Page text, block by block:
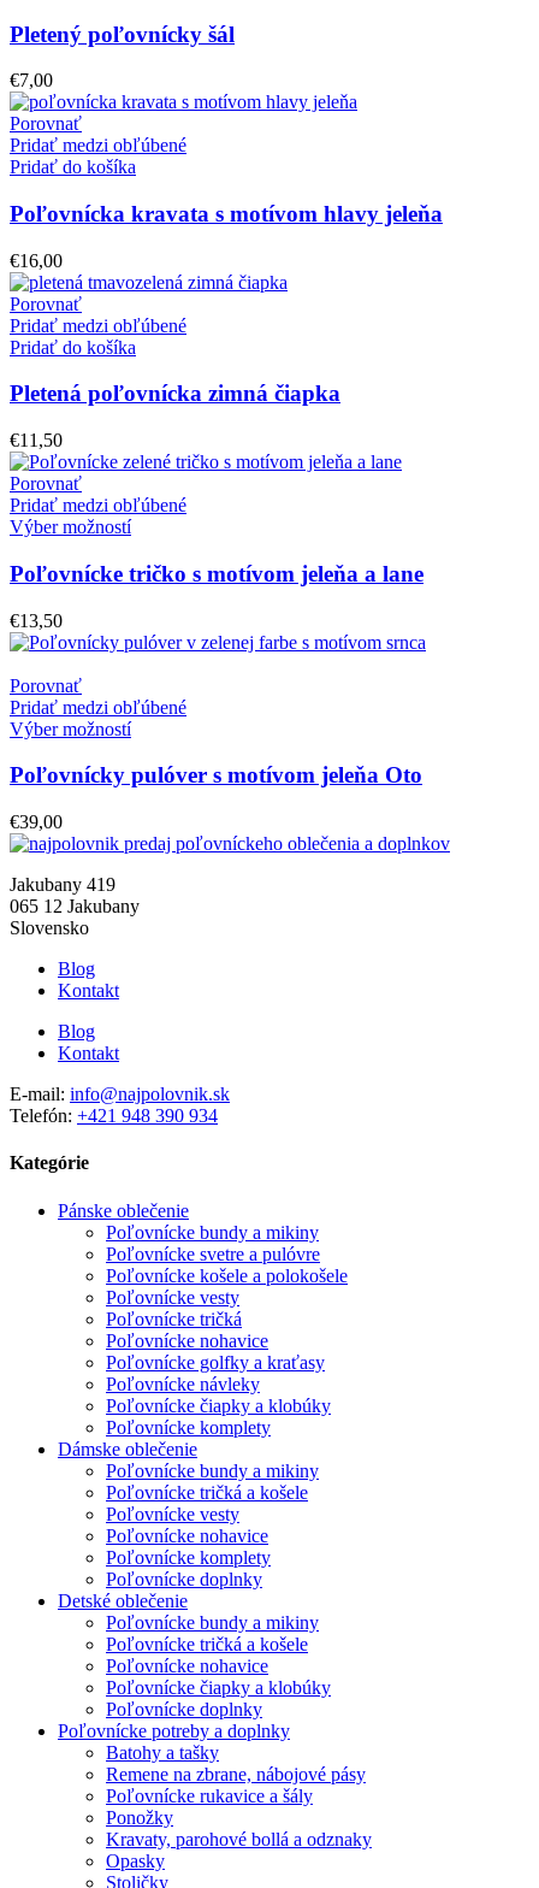
Pletený poľovnícky šál
€7,00
Porovnať
Pridať medzi obľúbené
Pridať do košíka
Poľovnícka kravata s motívom hlavy jeleňa
€16,00
Porovnať
Pridať medzi obľúbené
Pridať do košíka
Pletená poľovnícka zimná čiapka
€11,50
Porovnať
Pridať medzi obľúbené
Výber možností
Poľovnícke tričko s motívom jeleňa a lane
€13,50
Porovnať
Pridať medzi obľúbené
Výber možností
Poľovnícky pulóver s motívom jeleňa Oto
€39,00
Jakubany 419
065 12 Jakubany
Slovensko
Blog
Kontakt
Blog
Kontakt
E-mail: info@najpolovnik.sk
Telefón: +421 948 390 934
Kategórie
Pánske oblečenie
Poľovnícke bundy a mikiny
Poľovnícke svetre a pulóvre
Poľovnícke košele a polokošele
Poľovnícke vesty
Poľovnícke tričká
Poľovnícke nohavice
Poľovnícke golfky a kraťasy
Poľovnícke návleky
Poľovnícke čiapky a klobúky
Poľovnícke komplety
Dámske oblečenie
Poľovnícke bundy a mikiny
Poľovnícke tričká a košele
Poľovnícke vesty
Poľovnícke nohavice
Poľovnícke komplety
Poľovnícke doplnky
Detské oblečenie
Poľovnícke bundy a mikiny
Poľovnícke tričká a košele
Poľovnícke nohavice
Poľovnícke čiapky a klobúky
Poľovnícke doplnky
Poľovnícke potreby a doplnky
Batohy a tašky
Remene na zbrane, nábojové pásy
Poľovnícke rukavice a šály
Ponožky
Kravaty, parohové bollá a odznaky
Opasky
Stoličky